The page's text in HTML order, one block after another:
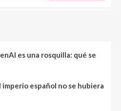
es una rosquilla: qué se
imperio español no se hubiera